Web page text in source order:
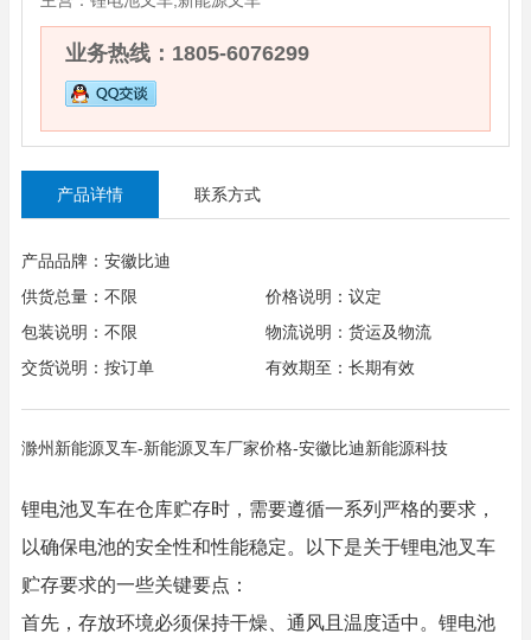
业务热线：1805-6076299
产品详情 联系方式
产品品牌：安徽比迪
供货总量：不限
价格说明：议定
包装说明：不限
物流说明：货运及物流
交货说明：按订单
有效期至：长期有效
滁州新能源叉车-新能源叉车厂家价格-安徽比迪新能源科技
锂电池叉车在仓库贮存时，需要遵循一系列严格的要求，
以确保电池的安全性和性能稳定。以下是关于锂电池叉车
贮存要求的一些关键要点：
首先，存放环境必须保持干燥、通风且温度适中。锂电池